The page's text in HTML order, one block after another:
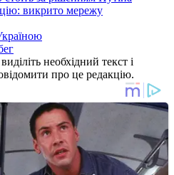
викрито мережу
необхідний текст і
про це редакцію.